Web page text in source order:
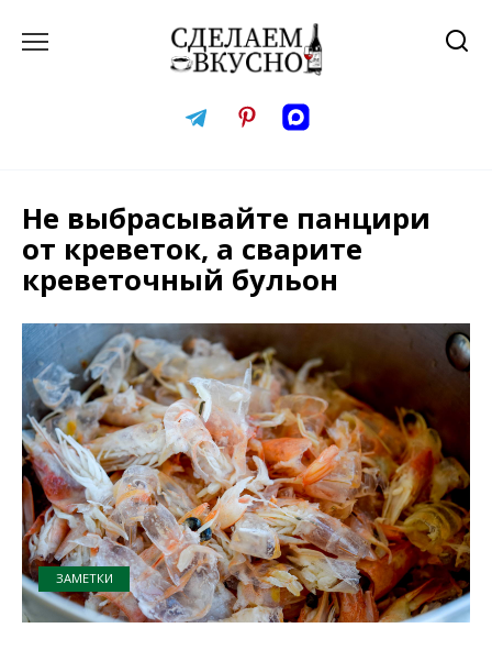
Не выбрасывайте панцири
от креветок, а сварите
креветочный бульон
ЗАМЕТКИ